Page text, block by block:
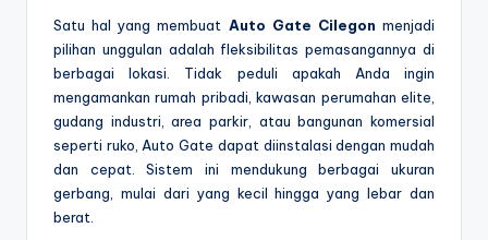
Satu hal yang membuat Auto Gate Cilegon menjadi
pilihan unggulan adalah fleksibilitas pemasangannya di
berbagai lokasi. Tidak peduli apakah Anda ingin
mengamankan rumah pribadi, kawasan perumahan elite,
gudang industri, area parkir, atau bangunan komersial
seperti ruko, Auto Gate dapat diinstalasi dengan mudah
dan cepat. Sistem ini mendukung berbagai ukuran
gerbang, mulai dari yang kecil hingga yang lebar dan
berat.